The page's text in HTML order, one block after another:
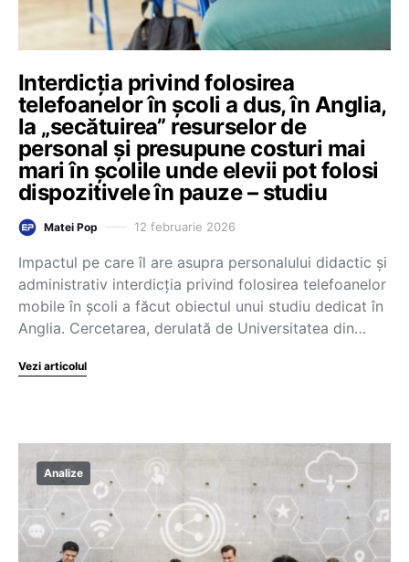
Interdicția privind folosirea
telefoanelor în școli a dus, în Anglia,
la „secătuirea” resurselor de
personal și presupune costuri mai
mari în școlile unde elevii pot folosi
dispozitivele în pauze – studiu
Matei Pop 12 februarie 2026
Impactul pe care îl are asupra personalului didactic și
administrativ interdicția privind folosirea telefoanelor
mobile în școli a făcut obiectul unui studiu dedicat în
Anglia. Cercetarea, derulată de Universitatea din…
Vezi articolul
Analize